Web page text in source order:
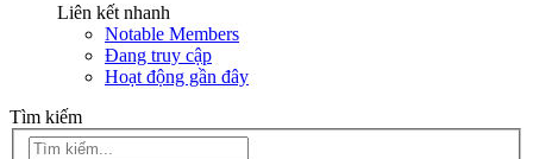
Liên kết nhanh
Notable Members
Đang truy cập
Hoạt động gần đây
Tìm kiếm